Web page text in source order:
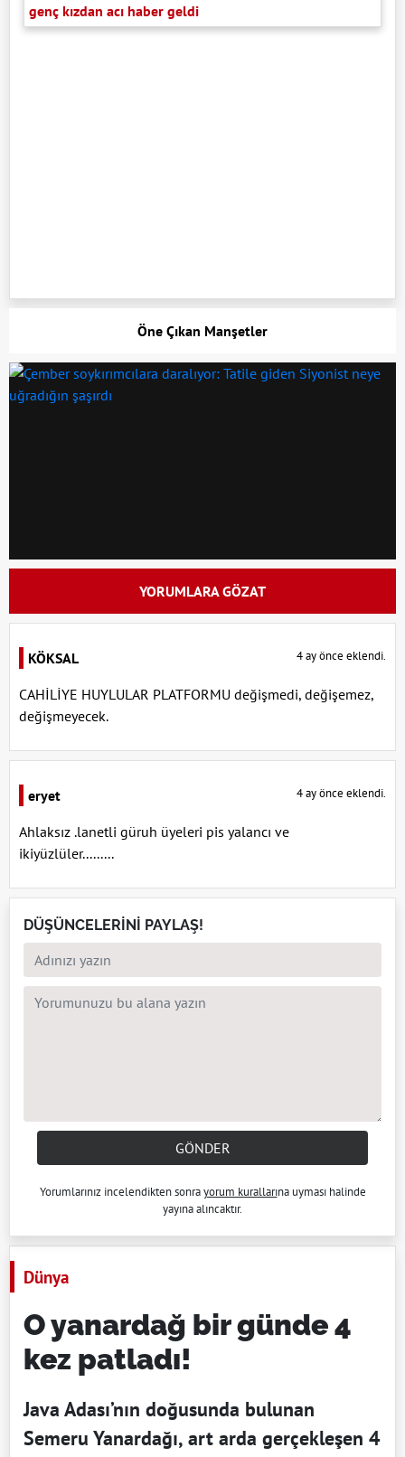
genç kızdan acı haber geldi
Öne Çıkan Manşetler
YORUMLARA GÖZAT
KÖKSAL 4 ay önce eklendi.
CAHİLİYE HUYLULAR PLATFORMU değişmedi, değişemez,
değişmeyecek.
eryet 4 ay önce eklendi.
Ahlaksız .lanetli güruh üyeleri pis yalancı ve
ikiyüzlüler.........
DÜŞÜNCELERİNİ PAYLAŞ!
GÖNDER
Yorumlarınız incelendikten sonrayorum kurallarına uyması halinde
yayına alıncaktır.
Dünya
O yanardağ bir günde 4
kez patladı!
Java Adası’nın doğusunda bulunan
Semeru Yanardağı, art arda gerçekleşen 4